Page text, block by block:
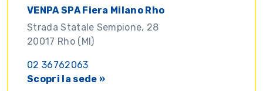
VENPA SPA Fiera Milano Rho
Strada Statale Sempione, 28
20017 Rho (MI)
02 36762063
Scopri la sede »